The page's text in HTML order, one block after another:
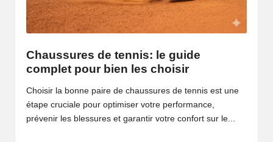
Chaussures de tennis: le guide
complet pour bien les choisir
Choisir la bonne paire de chaussures de tennis est une
étape cruciale pour optimiser votre performance,
prévenir les blessures et garantir votre confort sur le...